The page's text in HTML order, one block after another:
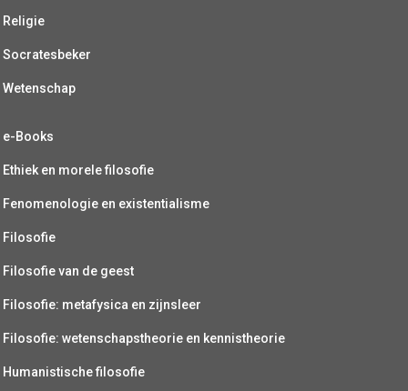
Religie
Socratesbeker
Wetenschap
e-Books
Ethiek en morele filosofie
Fenomenologie en existentialisme
Filosofie
Filosofie van de geest
Filosofie: metafysica en zijnsleer
Filosofie: wetenschapstheorie en kennistheorie
Humanistische filosofie